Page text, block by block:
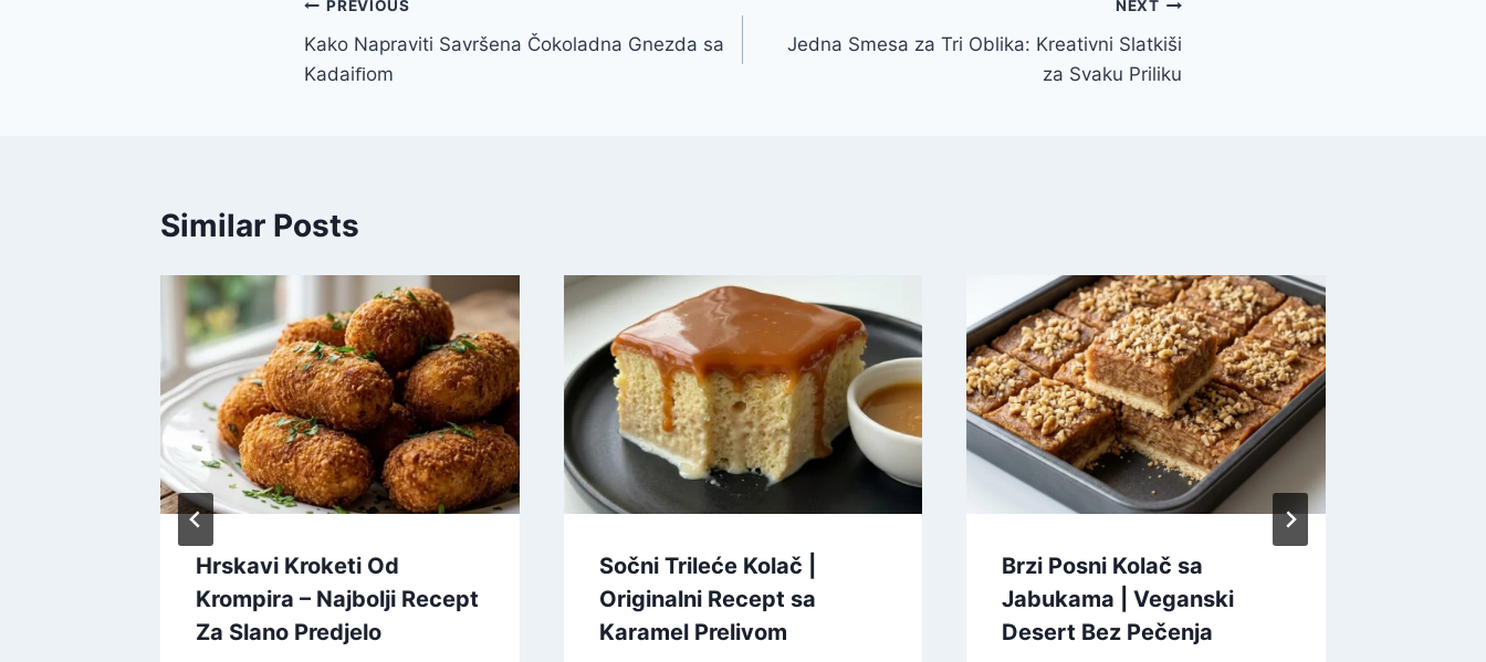
Post
navigation
PREVIOUS
Kako Napraviti Savršena Čokoladna Gnezda sa
Kadaiﬁom
NEXT
Jedna Smesa za Tri Oblika: Kreativni Slatkiši
za Svaku Priliku
Similar Posts
Hrskavi Kroketi Od
Krompira – Najbolji Recept
Za Slano Predjelo
Sočni Trileće Kolač |
Originalni Recept sa
Karamel Prelivom
Brzi Posni Kolač sa
Jabukama | Veganski
Desert Bez Pečenja